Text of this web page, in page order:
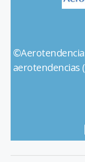
aerotendencias